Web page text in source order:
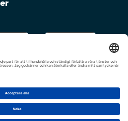
Cookie-inställningar